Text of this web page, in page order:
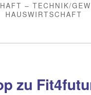
– TECHNIK/
HAUSWIRTSCHAFT
zu